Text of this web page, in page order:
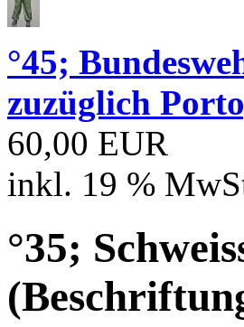
°45;
zuzüglich
60,00 EUR
inkl. 19 %
°35;